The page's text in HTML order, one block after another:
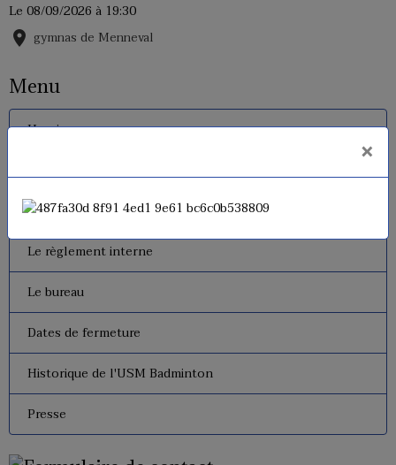
Le 08/09/2026 à 19:30
gymnas de Menneval
Menu
Horaires
Tarifs
Le règlement interne
Le bureau
Dates de fermeture
Historique de l'USM Badminton
Presse
×